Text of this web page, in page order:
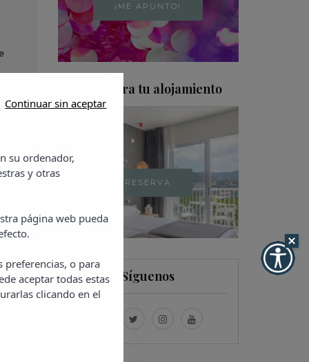
¡ME APUNTO!
Encuentra tu alojamiento
RESERVA
Síguenos
Continuar sin aceptar
su ordenador,
y otras
página web pueda
preferencias, o para
aceptar todas estas
clicando en el